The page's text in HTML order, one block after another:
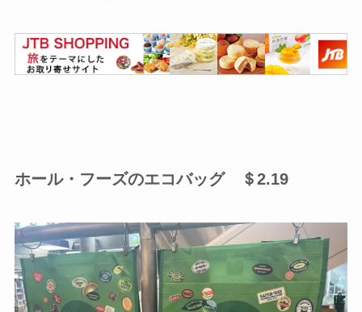
ホール・フーズのエコバッグ ＄2.19